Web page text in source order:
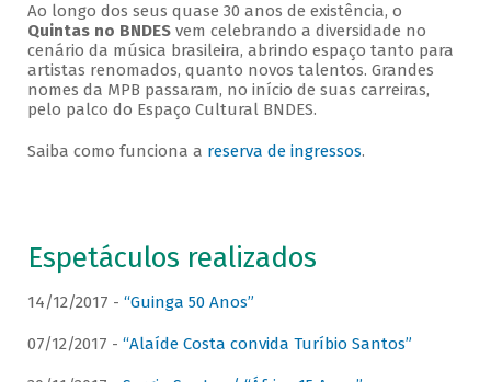
Ao longo dos seus quase 30 anos de existência, o
Quintas no BNDESvem celebrando a diversidade no
cenário da música brasileira, abrindo espaço tanto para
artistas renomados, quanto novos talentos. Grandes
nomes da MPB passaram, no início de suas carreiras,
pelo palco do Espaço Cultural BNDES.
Saiba como funciona a reserva de ingressos.
Espetáculos realizados
14/12/2017 - “Guinga 50 Anos”
07/12/2017 - “Alaíde Costa convida Turíbio Santos”